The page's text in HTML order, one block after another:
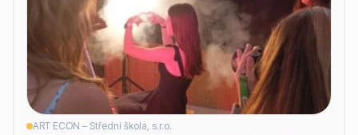
ART ECON – Střední škola, s.r.o.